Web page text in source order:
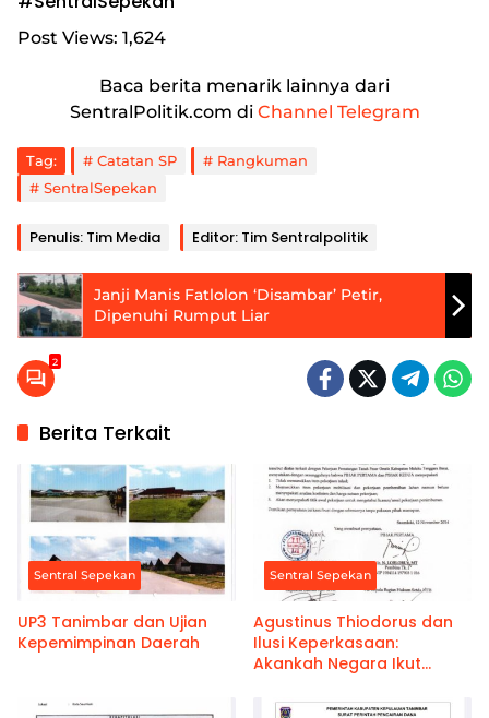
Post Views: 1,624
Baca berita menarik lainnya dari
SentralPolitik.com di Channel Telegram
Tag: Catatan SP
Rangkuman
SentralSepekan
Penulis: Tim Media Editor: Tim Sentralpolitik
Janji Manis Fatlolon ‘Disambar’ Petir,
Dipenuhi Rumput Liar
2
Berita Terkait
Sentral Sepekan
UP3 Tanimbar dan Ujian
Kepemimpinan Daerah
Sentral Sepekan
Agustinus Thiodorus dan
Ilusi Keperkasaan:
Akankah Negara Ikut